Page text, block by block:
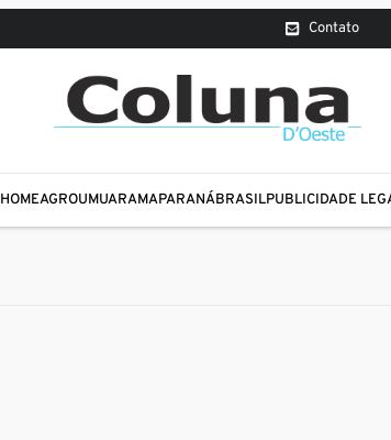
Contato
HOMEAGROUMUARAMAPARANÁBRASILPUBLICIDADE